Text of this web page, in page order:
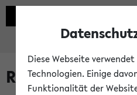
Diese Webseite
Technologien. Einige
Funktionalität der